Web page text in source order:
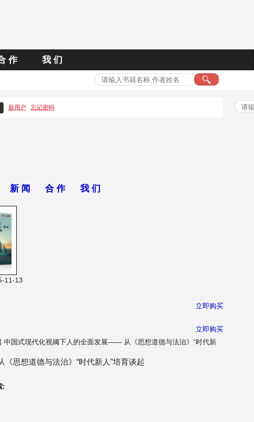
作 我 们
新用户 忘记密码
新 闻 合 作 我 们
11-13
立即购买
立即购买
中国式现代化视阈下人的全面发展—— 从《思想道德与法治》“时代新
思想道德与法治》“时代新人”培育谈起
: